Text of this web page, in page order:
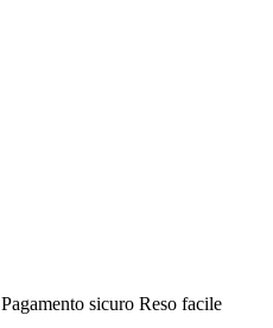
Pagamento sicuro Reso facile